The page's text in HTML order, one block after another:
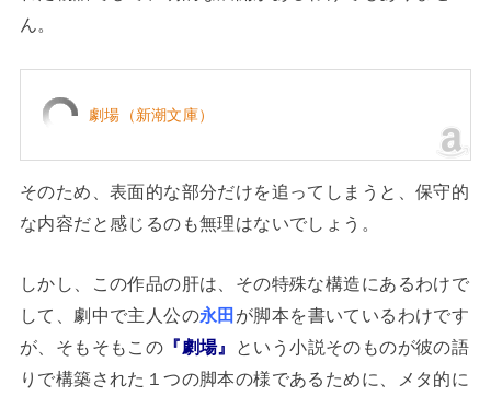
ん。
劇場（新潮文庫）
そのため、表面的な部分だけを追ってしまうと、保守的
な内容だと感じるのも無理はないでしょう。
しかし、この作品の肝は、その特殊な構造にあるわけで
して、劇中で主人公の永田 が脚本を書いているわけです
が、そもそもこの 『劇場』
という小説そのものが彼の語
りで構築された１つの脚本の様であるために、メタ的に